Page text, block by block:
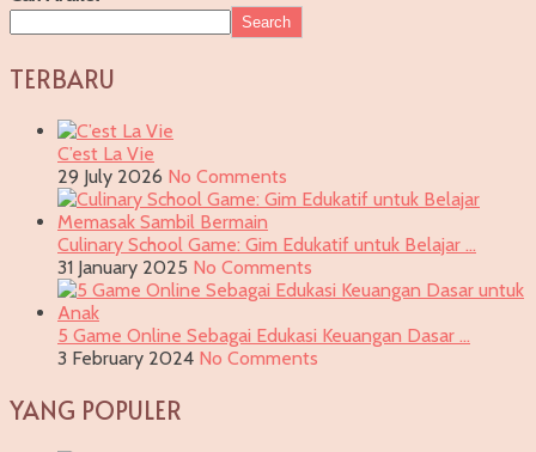
Search
TERBARU
C’est La Vie
29 July 2026 No Comments
Culinary School Game: Gim Edukatif untuk Belajar …
31 January 2025 No Comments
5 Game Online Sebagai Edukasi Keuangan Dasar …
3 February 2024 No Comments
YANG POPULER